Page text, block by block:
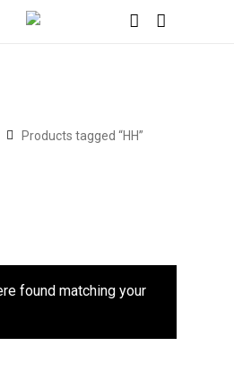
Products tagged “HH”
found matching your